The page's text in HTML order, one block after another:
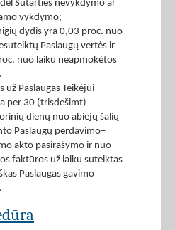
Sutarties nevykdymo ar
vykdymo;
dydis yra 0,03 proc. nuo
Paslaugų vertės ir
nuo laiku neapmokėtos
už Paslaugas Teikėjui
per 30 (trisdešimt)
dienų nuo abiejų šalių
Paslaugų perdavimo–
akto pasirašymo ir nuo
faktūros už laiku suteiktas
Paslaugas gavimo